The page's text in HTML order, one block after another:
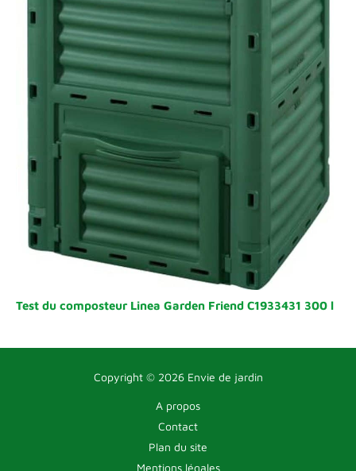
Test du composteur Linea Garden Friend C1933431 300 l
Copyright © 2026 Envie de jardin
A propos
Contact
Plan du site
Mentions légales